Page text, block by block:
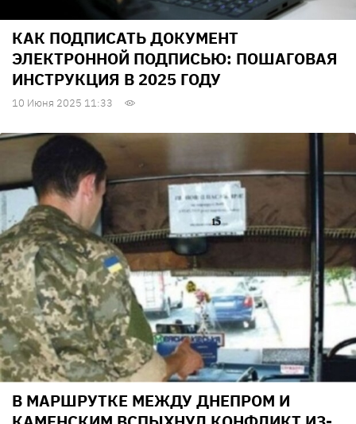
КАК ПОДПИСАТЬ ДОКУМЕНТ
ЭЛЕКТРОННОЙ ПОДПИСЬЮ: ПОШАГОВАЯ
ИНСТРУКЦИЯ В 2025 ГОДУ
10 Июня 2025 11:33
В МАРШРУТКЕ МЕЖДУ ДНЕПРОМ И